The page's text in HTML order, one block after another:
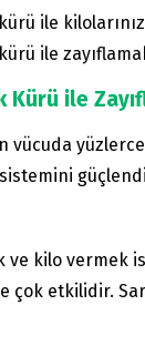
ile
ile
Kürü ile
vücuda
sistemini
ve kilo vermek
çok etkilidir.